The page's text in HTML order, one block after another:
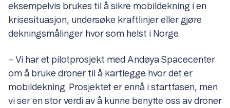
eksempelvis brukes til å sikre mobildekning i en
krisesituasjon, undersøke kraftlinjer eller gjøre
dekningsmålinger hvor som helst i Norge.
– Vi har et pilotprosjekt med Andøya Spacecenter
om å bruke droner til å kartlegge hvor det er
mobildekning. Prosjektet er ennå i startfasen, men
vi ser en stor verdi av å kunne benytte oss av droner